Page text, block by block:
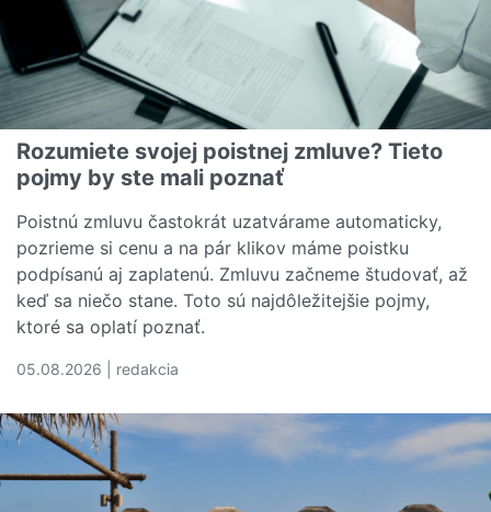
Rozumiete svojej poistnej zmluve? Tieto
pojmy by ste mali poznať
Poistnú zmluvu častokrát uzatvárame automaticky,
pozrieme si cenu a na pár klikov máme poistku
podpísanú aj zaplatenú. Zmluvu začneme študovať, až
keď sa niečo stane. Toto sú najdôležitejšie pojmy,
ktoré sa oplatí poznať.
05.08.2026 | redakcia